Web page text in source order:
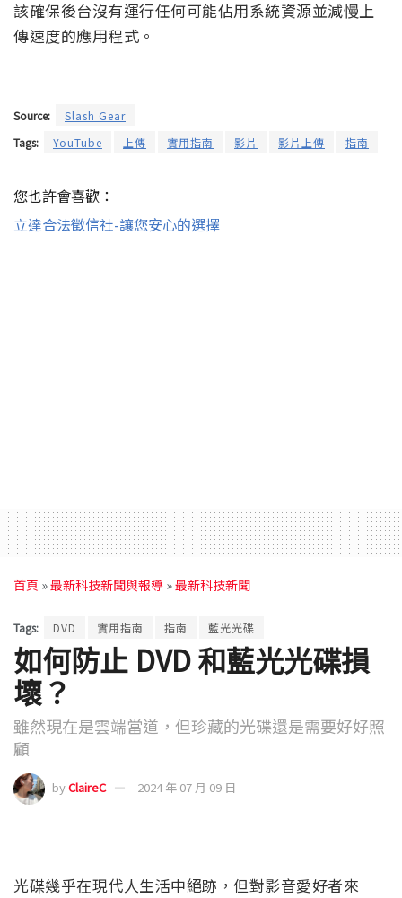
該確保後台沒有運行任何可能佔用系統資源並減慢上
傳速度的應用程式。
Source:
Slash Gear
Tags:
YouTube 上傳 實用指南 影片 影片上傳 指南
您也許會喜歡：
立達合法徵信社-讓您安心的選擇
首頁 »最新科技新聞與報導 »最新科技新聞
Tags: DVD 實用指南 指南 藍光光碟
如何防止 DVD 和藍光光碟損
壞？
雖然現在是雲端當道，但珍藏的光碟還是需要好好照
顧
byClaireC 2024 年 07 月 09 日
光碟幾乎在現代人生活中絕跡，但對影音愛好者來